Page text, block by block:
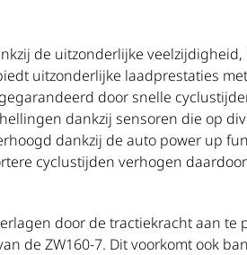
de uitzonderlijke
uitzonderlijke laadprestaties
door snelle
dankzij sensoren die op
dankzij de auto power up
cyclustijden verhogen
door de tractiekracht aan te
de ZW160-7. Dit voorkomt ook